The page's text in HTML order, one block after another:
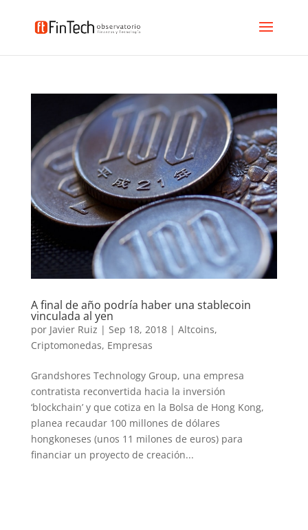
A final de año podría haber una stablecoin
vinculada al yen
por Javier Ruiz | Sep 18, 2018| Altcoins,
Criptomonedas, Empresas
Grandshores Technology Group, una empresa
contratista reconvertida hacia la inversión
‘blockchain’ y que cotiza en la Bolsa de Hong Kong,
planea recaudar 100 millones de dólares
hongkoneses (unos 11 milones de euros) para
financiar un proyecto de creación...